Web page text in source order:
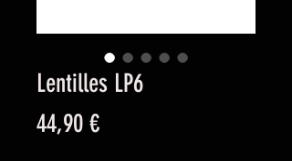
Lentilles LP6
44,90 €Prix